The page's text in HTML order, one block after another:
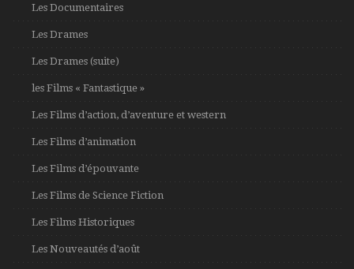
Les Documentaires
Les Drames
Les Drames (suite)
les Films « Fantastique »
Les Films d’action, d’aventure et western
Les Films d’animation
Les Films d’épouvante
Les Films de Science Fiction
Les Films Historiques
Les Nouveautés d’août